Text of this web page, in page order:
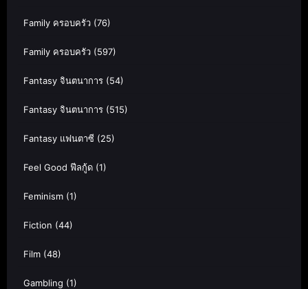
Family ครอบครัว (76)
Family ครอบครัว (597)
Fantasy จินตนาการ (54)
Fantasy จินตนาการ (515)
Fantasy แฟนตาซี (25)
Feel Good ฟีลกู้ด (1)
Feminism (1)
Fiction (44)
Film (48)
Gambling (1)